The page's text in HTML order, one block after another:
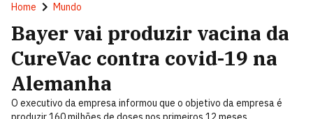
Home Mundo
Bayer vai produzir vacina da
CureVac contra covid-19 na
Alemanha
O executivo da empresa informou que o objetivo da empresa é